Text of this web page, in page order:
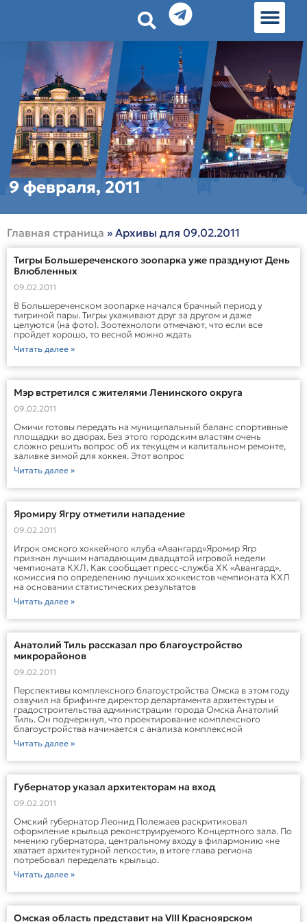
9 февраля, 2011
Главная страница » Архивы для 09.02.2011
Тигры Большереченского зоопарка уже празднуют День
Влюбленных
09.02.2011
В Большереченском зоопарке начался брачный период у
тигриной пары. Тигры ухаживают друг за другом и даже
целуются (на фото). Зоотехнологи отмечают, что если все
пройдет хорошо, то весной можно ждать
Читать далее »
Мэр встретился с жителями Ленинского округа
09.02.2011
Омичи готовы передать на муниципальный баланс спортивные
площадки во дворах. Без этого городским властям очень
сложно решить вопрос об их текущем и капитальном ремонте,
заливке зимой для хоккея. Этот вопрос
Читать далее »
Яромиру Ягру отметили нападение
09.02.2011
Игрок омского хоккейного клуба «Авангард»Яромир Ягр
признан лучшим нападающим двадцатой игровой недели
чемпионата КХЛ. Как сообщает пресс-служба ХК «Авангард»,
комиссия по определению лучших хоккеистов чемпионата КХЛ
на основании статистических результатов
Читать далее »
Анатолий Тиль рассказал про благоустройство
микрорайонов
09.02.2011
Перспективы комплексного благоустройства Омска в этом году
озвучил на брифинге директор департамента архитектуры и
градостроительства администрации города Омска Анатолий
Тиль. Он подчеркнул, что проектирование комплексного
благоустройства начинается с анализа комплексной
Читать далее »
Губернатор указал архитекторам на вход
09.02.2011
Омский губернатор Леонид Полежаев раскритиковал
оформление крыльца реконструируемого Концертного зала. По
мнению губернатора, центральному входу в филармонию «не
хватает архитектурной легкости», в итоге глава региона
потребовал переделать крыльцо.
Читать далее »
Омская область представит на VIII Красноярском